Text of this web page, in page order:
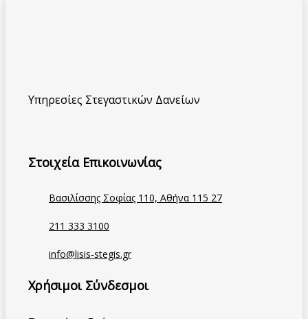
Υπηρεσίες Στεγαστικών Δανείων
Στοιχεία Επικοινωνίας
Βασιλίσσης Σοφίας 110, Αθήνα 115 27
211 333 3100
info@lisis-stegis.gr
Χρήσιμοι Σύνδεσμοι